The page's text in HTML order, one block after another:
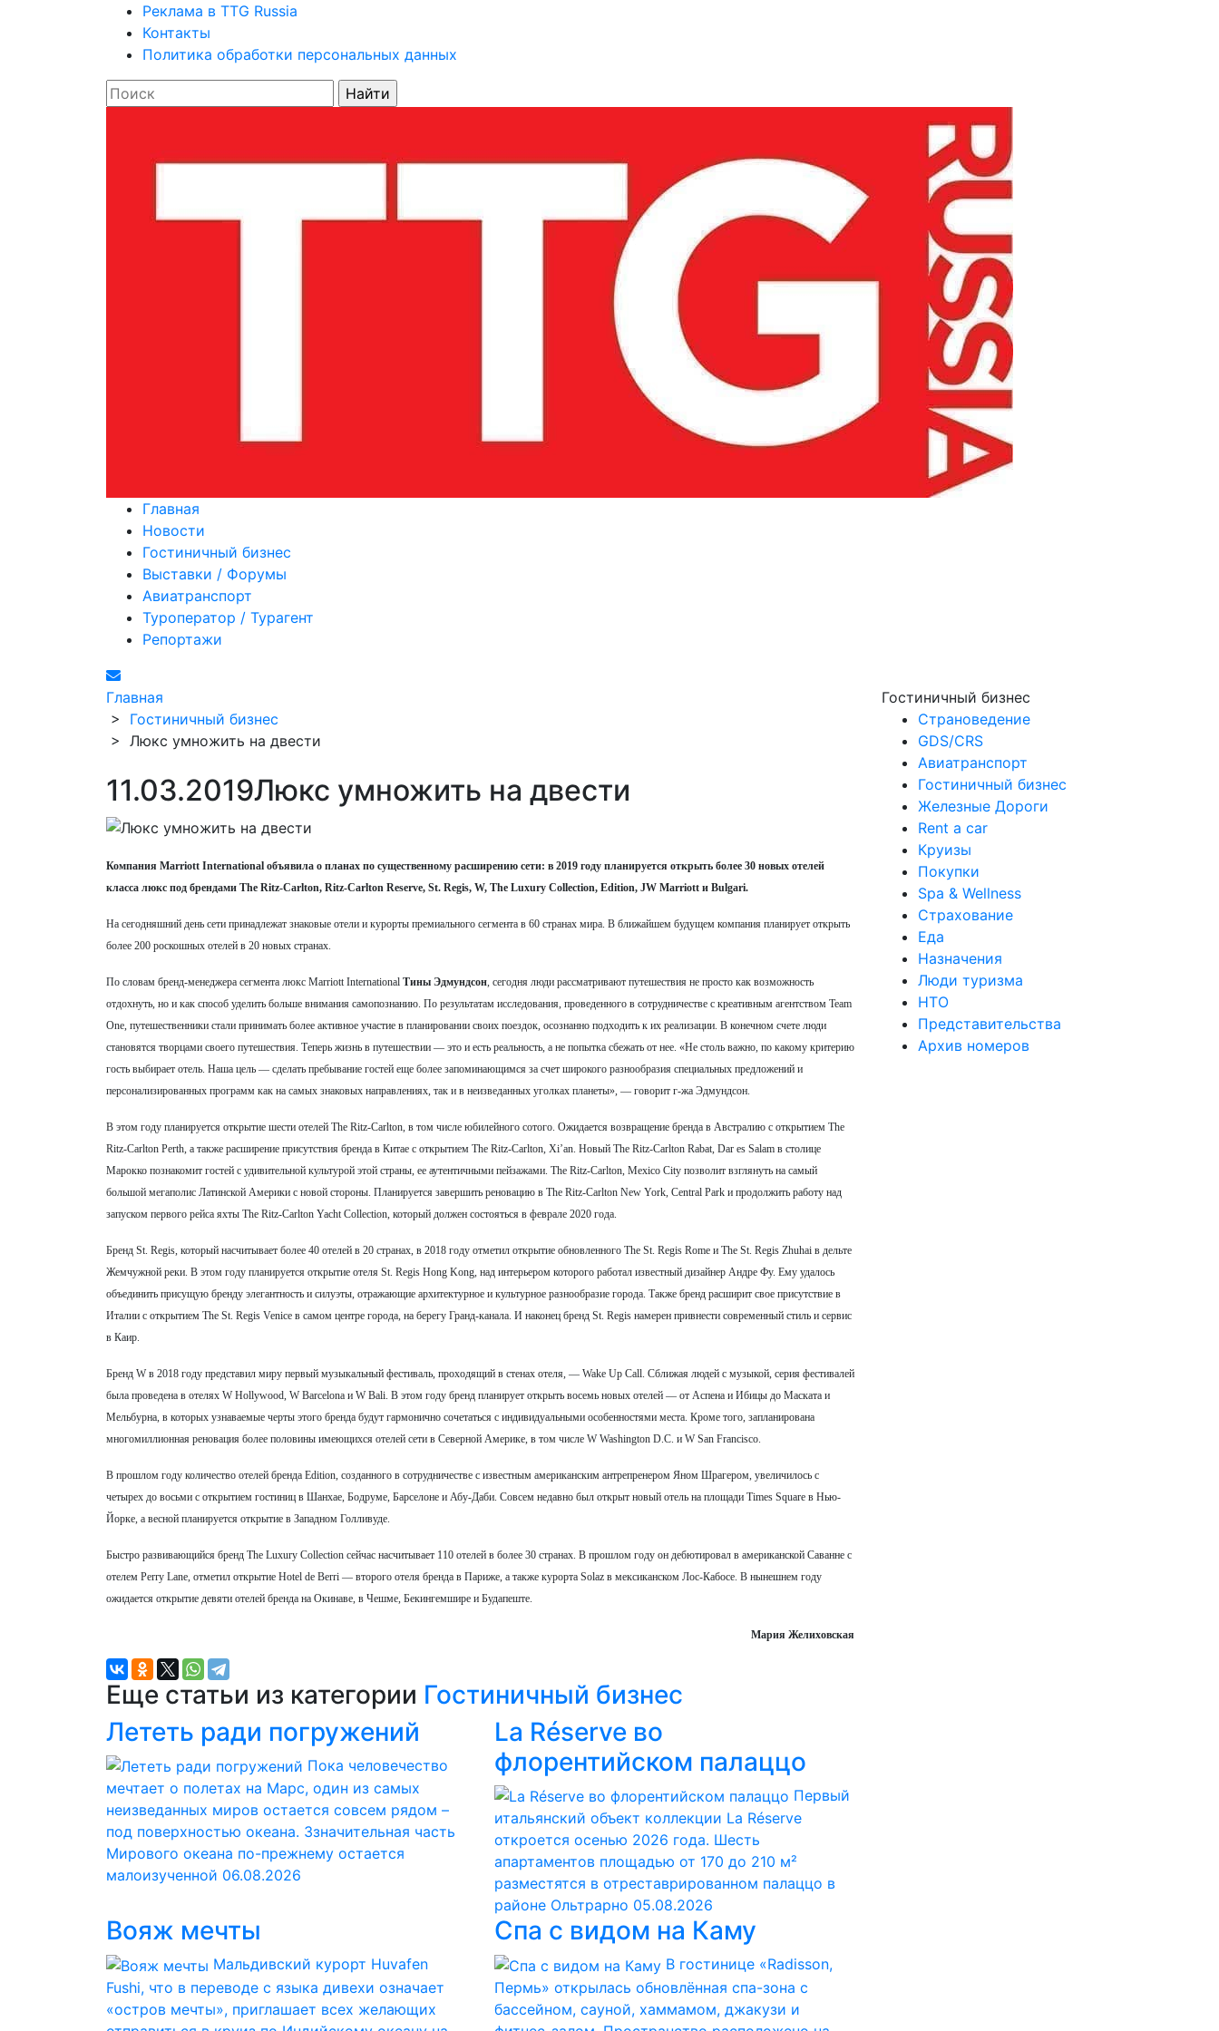
Реклама в TTG Russia
Контакты
Политика обработки персональных данных
Главная
Новости
Гостиничный бизнес
Выставки / Форумы
Авиатранспорт
Туроператор / Турагент
Репортажи
Главная
> Гостиничный бизнес
> Люкс умножить на двести
11.03.2019Люкс умножить на двести
Компания Marriott International объявила о планах по существенному расширению сети: в 2019 году планируется открыть более 30 новых отелей
класса люкс под брендами The Ritz-Carlton, Ritz-Carlton Reserve, St. Regis, W, The Luxury Collection, Edition, JW Marriott и Bulgari.
На сегодняшний день сети принадлежат знаковые отели и курорты премиального сегмента в 60 странах мира. В ближайшем будущем компания планирует открыть
более 200 роскошных отелей в 20 новых странах.
По словам бренд-менеджера сегмента люкс Marriott International Тины Эдмундсон , сегодня люди рассматривают путешествия не просто как возможность
отдохнуть, но и как способ уделить больше внимания самопознанию. По результатам исследования, проведенного в сотрудничестве с креативным агентством Team
One, путешественники стали принимать более активное участие в планировании своих поездок, осознанно подходить к их реализации. В конечном счете люди
становятся творцами своего путешествия. Теперь жизнь в путешествии — это и есть реальность, а не попытка сбежать от нее. «Не столь важно, по какому критерию
гость выбирает отель. Наша цель — сделать пребывание гостей еще более запоминающимся за счет широкого разнообразия специальных предложений и
персонализированных программ как на самых знаковых направлениях, так и в неизведанных уголках планеты», — говорит г-жа Эдмундсон.
В этом году планируется открытие шести отелей The Ritz-Carlton, в том числе юбилейного сотого. Ожидается возвращение бренда в Австралию с открытием The
Ritz-Carlton Perth, а также расширение присутствия бренда в Китае с открытием The Ritz-Carlton, Xi’an. Новый The Ritz-Carlton Rabat, Dar es Salam в столице
Марокко познакомит гостей с удивительной культурой этой страны, ее аутентичными пейзажами. The Ritz-Carlton, Mexico City позволит взглянуть на самый
большой мегаполис Латинской Америки с новой стороны. Планируется завершить реновацию в The Ritz-Carlton New York, Central Park и продолжить работу над
запуском первого рейса яхты The Ritz-Carlton Yacht Collection, который должен состояться в феврале 2020 года.
Бренд St. Regis, который насчитывает более 40 отелей в 20 странах, в 2018 году отметил открытие обновленного The St. Regis Rome и The St. Regis Zhuhai в дельте
Жемчужной реки. В этом году планируется открытие отеля St. Regis Hong Kong, над интерьером которого работал известный дизайнер Андре Фу. Ему удалось
объединить присущую бренду элегантность и силуэты, отражающие архитектурное и культурное разнообразие города. Также бренд расширит свое присутствие в
Италии с открытием The St. Regis Venice в самом центре города, на берегу Гранд-канала. И наконец бренд St. Regis намерен привнести современный стиль и сервис
в Каир.
Бренд W в 2018 году представил миру первый музыкальный фестиваль, проходящий в стенах отеля, — Wake Up Call. Сближая людей с музыкой, серия фестивалей
была проведена в отелях W Hollywood, W Barcelona и W Bali. В этом году бренд планирует открыть восемь новых отелей — от Аспена и Ибицы до Маската и
Мельбурна, в которых узнаваемые черты этого бренда будут гармонично сочетаться с индивидуальными особенностями места. Кроме того, запланирована
многомиллионная реновация более половины имеющихся отелей сети в Северной Америке, в том числе W Washington D.C. и W San Francisco.
В прошлом году количество отелей бренда Edition, созданного в сотрудничестве с известным американским антрепренером Яном Шрагером, увеличилось с
четырех до восьми с открытием гостиниц в Шанхае, Бодруме, Барселоне и Абу-Даби. Совсем недавно был открыт новый отель на площади Times Square в Нью-
Йорке, а весной планируется открытие в Западном Голливуде.
Быстро развивающийся бренд The Luxury Collection сейчас насчитывает 110 отелей в более 30 странах. В прошлом году он дебютировал в американской Саванне с
отелем Perry Lane, отметил открытие Hotel de Berri — второго отеля бренда в Париже, а также курорта Solaz в мексиканском Лос-Кабосе. В нынешнем году
ожидается открытие девяти отелей бренда на Окинаве, в Чешме, Бекингемшире и Будапеште.
Мария Желиховская
Еще статьи из категории Гостиничный бизнес
Лететь ради погружений
Пока человечество
мечтает о полетах на Марс, один из самых
неизведанных миров остается совсем рядом –
под поверхностью океана. Ззначительная часть
Мирового океана по-прежнему остается
малоизученной 06.08.2026
La Réserve во
флорентийском палаццо
Первый
итальянский объект коллекции La Réserve
откроется осенью 2026 года. Шесть
апартаментов площадью от 170 до 210 м²
разместятся в отреставрированном палаццо в
районе Ольтрарно 05.08.2026
Вояж мечты
Мальдивский курорт Huvafen
Fushi, что в переводе с языка дивехи означает
«остров мечты», приглашает всех желающих
Спа с видом на Каму
В гостинице «Radisson,
Пермь» открылась обновлённая спа-зона с
бассейном, сауной, хаммамом, джакузи и
Гостиничный бизнес
Страноведение
GDS/CRS
Авиатранспорт
Гостиничный бизнес
Железные Дороги
Rent a car
Круизы
Покупки
Spa & Wellness
Страхование
Еда
Назначения
Люди туризма
НТО
Представительства
Архив номеров